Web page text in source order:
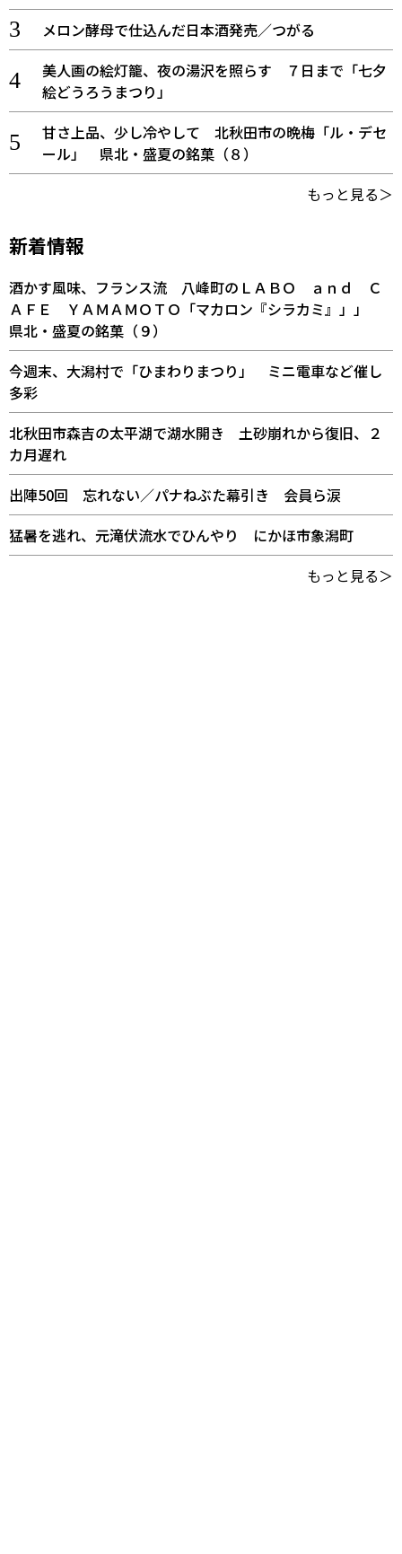
メロン酵母で仕込んだ日本酒発売／つがる
美人画の絵灯籠、夜の湯沢を照らす ７日まで「七夕
絵どうろうまつり」
甘さ上品、少し冷やして 北秋田市の晩梅「ル・デセ
ール」 県北・盛夏の銘菓（８）
もっと見る＞
新着情報
酒かす風味、フランス流 八峰町のＬＡＢＯ ａｎｄ Ｃ
ＡＦＥ ＹＡＭＡＭＯＴＯ「マカロン『シラカミ』」」
県北・盛夏の銘菓（９）
今週末、大潟村で「ひまわりまつり」 ミニ電車など催し
多彩
北秋田市森吉の太平湖で湖水開き 土砂崩れから復旧、２
カ月遅れ
出陣50回 忘れない／パナねぶた幕引き 会員ら涙
猛暑を逃れ、元滝伏流水でひんやり にかほ市象潟町
もっと見る＞